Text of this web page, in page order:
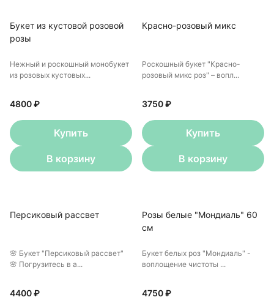
Букет из кустовой розовой
розы
Нежный и роскошный монобукет
из розовых кустовых...
4800 ₽
Купить
В корзину
Красно-розовый микс
Роскошный букет "Красно-
розовый микс роз" – вопл...
3750 ₽
Купить
В корзину
Персиковый рассвет
🌸 Букет "Персиковый рассвет"
🌸 Погрузитесь в а...
4400 ₽
Розы белые "Мондиаль" 60
см
Букет белых роз "Мондиаль" -
воплощение чистоты ...
4750 ₽